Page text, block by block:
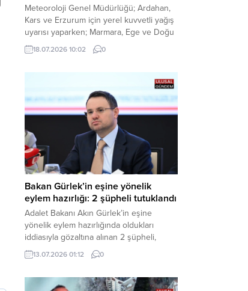
Meteoroloji Genel Müdürlüğü; Ardahan,
Kars ve Erzurum için yerel kuvvetli yağış
uyarısı yaparken; Marmara, Ege ve Doğu
Anadolu’nun belirli kesimlerinde ise
saatte 60 kilometre hıza ulaşabilecek
tedbirli olmaya çağırdı. Haber Merkezi –
Çevre, Şehircilik ve İklim Değişikliği
Bakanlığı Meteoroloji Genel Müdürlüğü,
ülke genelini kapsayan son hava...
18.07.2026 10:02 0
Bakan Gürlek’in eşine yönelik
eylem hazırlığı: 2 şüpheli tutuklandı
Adalet Bakanı Akın Gürlek’in eşine
yönelik eylem hazırlığında oldukları
iddiasıyla gözaltına alınan 2 şüpheli,
çıkarıldıkları mahkemece tutuklanarak
cezaevine gönderildi. Haber Merkezi –
tarafından yürütülen geniş kapsamlı
13.07.2026 01:12 0